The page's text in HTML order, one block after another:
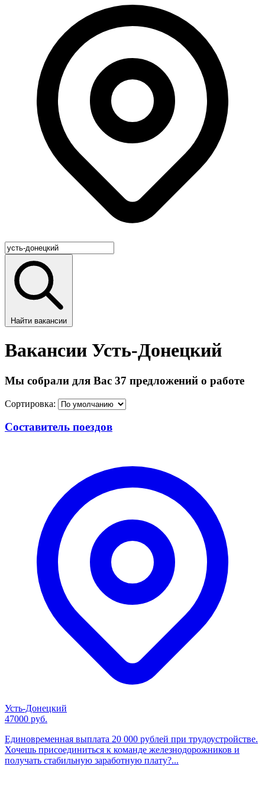
Найти вакансии
Вакансии Усть-Донецкий
Мы собрали для Вас 37 предложений о работе
Сортировка:
Составитель поездов
Усть-Донецкий
47000 руб.
Единовременная выплата 20 000 рублей при трудоустройстве.
Хочешь присоединиться к команде железнодорожников и
получать стабильную заработную плату?...